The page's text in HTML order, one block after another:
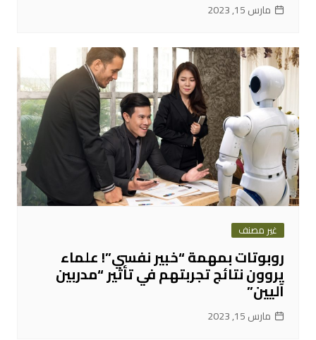
مارس 15, 2023
غير مصنف
روبوتات بمهمة “خبير نفسي”! علماء
يروون نتائج تجربتهم في تأثير “مدربين
آليين”
مارس 15, 2023